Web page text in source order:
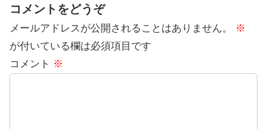
コメントをどうぞ
メールアドレスが公開されることはありません。
※
が付いている欄は必須項目です
コメント ※